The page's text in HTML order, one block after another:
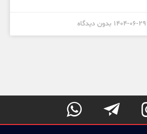
1404-06-29 بدون دیدگاه

